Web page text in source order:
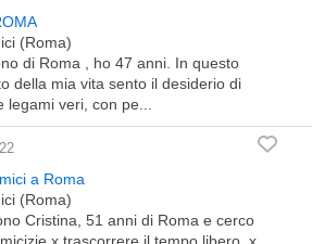
(Roma)
di Roma , ho 47 anni. In questo
della mia vita sento il desiderio di
legami veri, con pe...
a Roma
(Roma)
Cristina, 51 anni di Roma e cerco